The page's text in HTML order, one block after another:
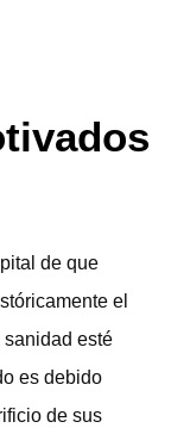
de que
el
esté
es debido
de sus